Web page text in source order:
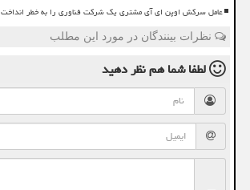
عامل سرکش اوپن ای آی مشتری یک شرکت فناوری را به خطر انداخت
نظرات بینندگان در مورد این مطلب
لطفا شما همنظر دهید